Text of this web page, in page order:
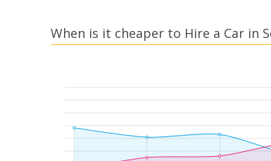
When is it cheaper to Hire a Car in